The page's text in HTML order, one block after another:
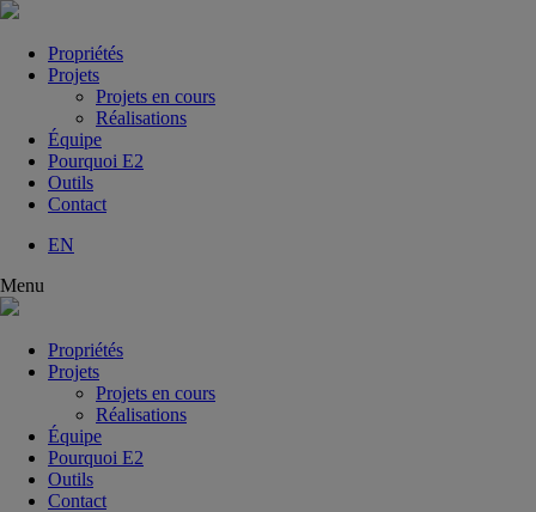
Propriétés
Projets
Projets en cours
Réalisations
Équipe
Pourquoi E2
Outils
Contact
EN
Menu
Propriétés
Projets
Projets en cours
Réalisations
Équipe
Pourquoi E2
Outils
Contact